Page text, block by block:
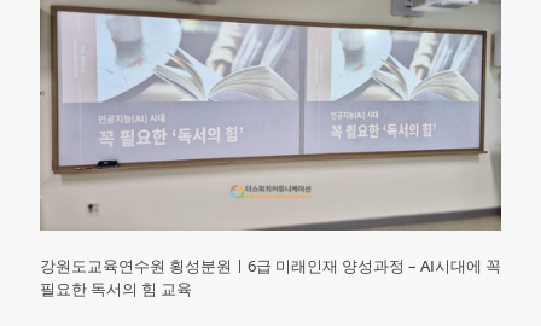
강원도교육연수원 횡성분원ㅣ6급 미래인재 양성과정 – AI시대에 꼭
필요한 독서의 힘 교육